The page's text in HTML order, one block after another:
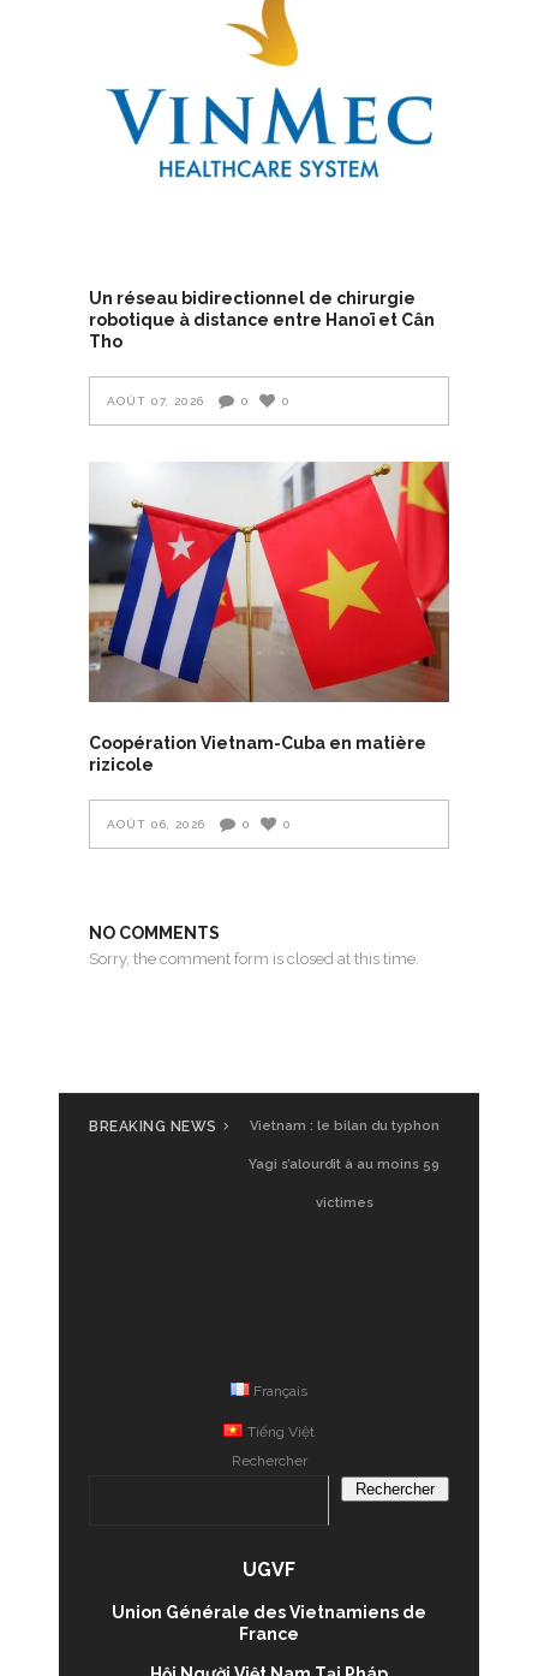
Un réseau bidirectionnel de chirurgie
robotique à distance entre Hanoï et Cân
Tho
AOÛT 07, 2026 0 0
Coopération Vietnam-Cuba en matière
rizicole
AOÛT 06, 2026 0 0
NO COMMENTS
Sorry, the comment form is closed at this time.
BREAKING NEWS Vietnam : le bilan du typhon
Yagi s’alourdit à au moins 59
victimes
UGVF à Saigon : Glamping
Vietnam, premier test
Français
Tiếng Việt
Rechercher
Rechercher
UGVF
Union Générale des Vietnamiens de
France